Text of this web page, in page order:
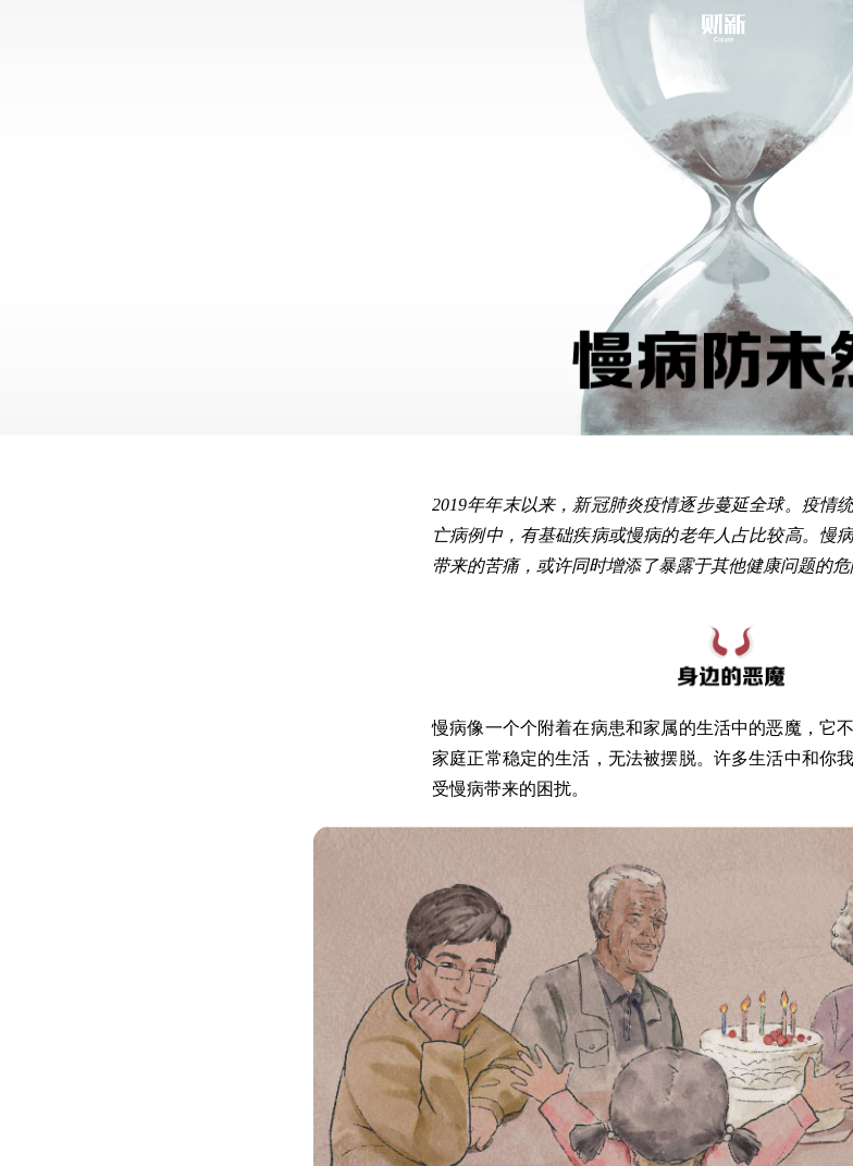
2019年年末以来，新冠肺炎疫情逐步蔓延全球。疫情
亡病例中，有基础疾病或慢病的老年人占比较高。慢
带来的苦痛，或许同时增添了暴露于其他健康问题的危
慢病像一个个附着在病患和家属的生活中的恶魔，它
家庭正常稳定的生活，无法被摆脱。许多生活中和你
受慢病带来的困扰。